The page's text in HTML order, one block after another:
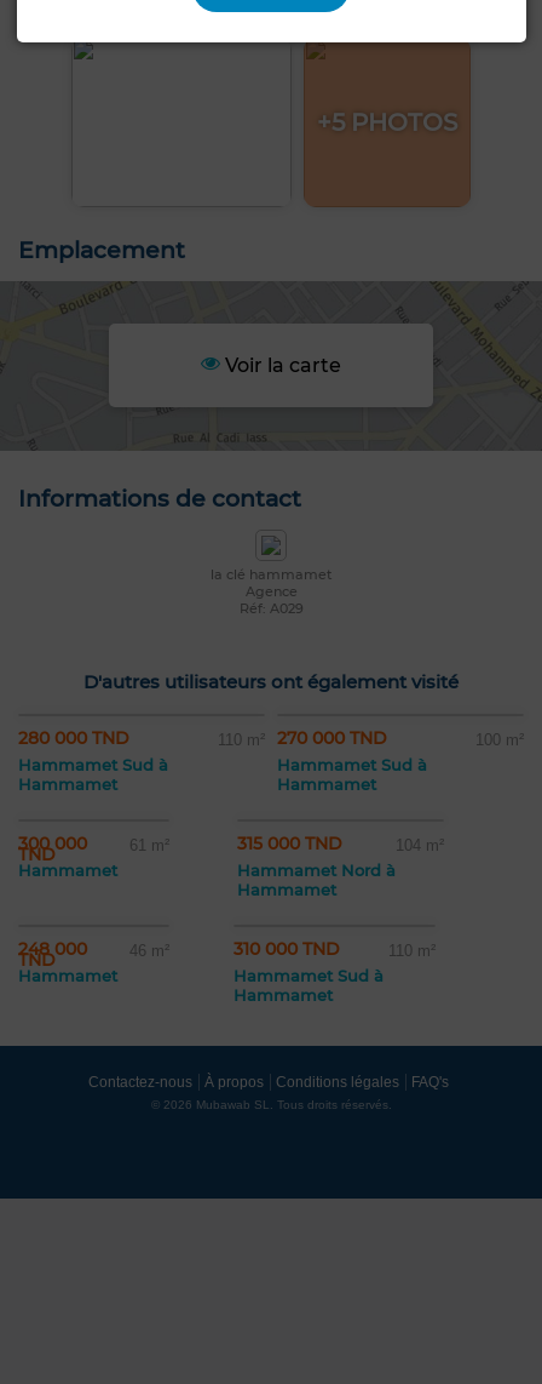
+5 PHOTOS
Emplacement
Voir la carte
Informations de contact
la clé hammamet
Agence
Réf: A029
D'autres utilisateurs ont également visité
280 000 TND 110 m²
Hammamet Sud à
Hammamet
270 000 TND 100 m²
Hammamet Sud à
Hammamet
300 000
TND 61 m²
Hammamet
315 000 TND 104 m²
Hammamet Nord à
Hammamet
248 000
TND 46 m²
Hammamet
310 000 TND 110 m²
Hammamet Sud à
Hammamet
Contactez-nous À propos Conditions légales FAQ's
© 2026 Mubawab SL. Tous droits réservés.